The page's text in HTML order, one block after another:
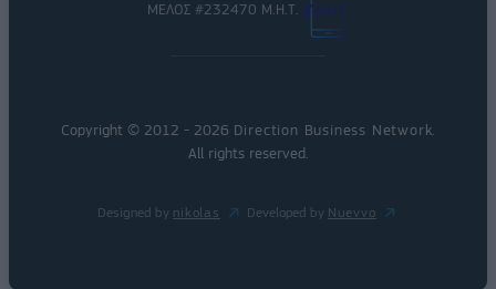
ΜΕΛΟΣ #232470 Μ.Η.Τ.
Copyright © 2012 - 2026 Direction Business Network
All rights reserved.
Designed by nikolas Developed by Nuevvo